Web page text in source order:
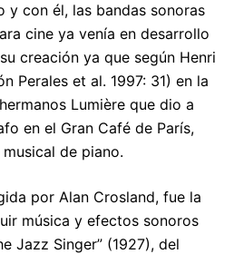
y con él, las bandas sonoras
cine ya venía en desarrollo
creación ya que según Henri
Perales et al. 1997: 31) en la
Lumière que dio a
en el Gran Café de París,
de piano.
por Alan Crosland, fue la
música y efectos sonoros
Jazz Singer” (1927), del